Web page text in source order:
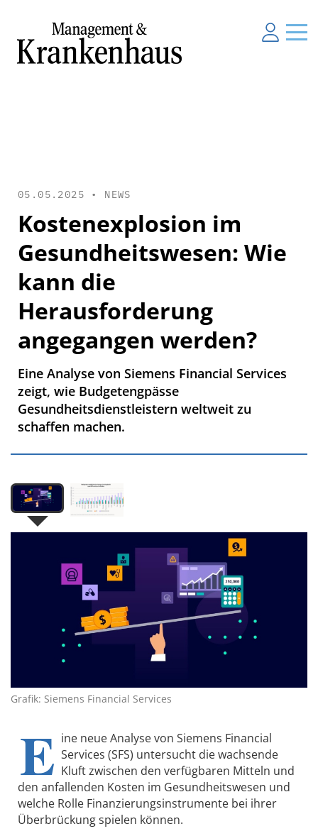
05.05.2025 • NEWS
Kostenexplosion im
Gesundheitswesen: Wie
kann die
Herausforderung
angegangen werden?
Eine Analyse von Siemens Financial Services
zeigt, wie Budgetengpässe
Gesundheitsdienstleistern weltweit zu
schaffen machen.
Grafik: Siemens Financial Services
E ine neue Analyse von Siemens Financial
Services (SFS) untersucht die wachsende
Kluft zwischen den verfügbaren Mitteln und
den anfallenden Kosten im Gesundheitswesen und
welche Rolle Finanzierungsinstrumente bei ihrer
Überbrückung spielen können.